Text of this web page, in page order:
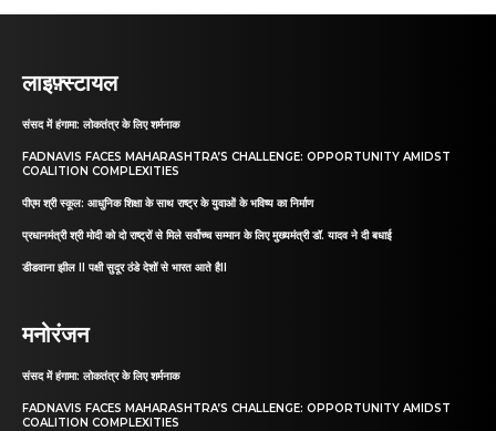
लाइफ़्स्टायल
संसद में हंगामा: लोकतंत्र के लिए शर्मनाक
FADNAVIS FACES MAHARASHTRA’S CHALLENGE: OPPORTUNITY AMIDST
COALITION COMPLEXITIES
पीएम श्री स्कूल: आधुनिक शिक्षा के साथ राष्ट्र के युवाओं के भविष्य का निर्माण
प्रधानमंत्री श्री मोदी को दो राष्ट्रों से मिले सर्वोच्च सम्मान के लिए मुख्यमंत्री डॉ. यादव ने दी बधाई
डीडवाना झील II पक्षी सुदूर ठंडे देशों से भारत आते हैII
मनोरंजन
संसद में हंगामा: लोकतंत्र के लिए शर्मनाक
FADNAVIS FACES MAHARASHTRA’S CHALLENGE: OPPORTUNITY AMIDST
COALITION COMPLEXITIES